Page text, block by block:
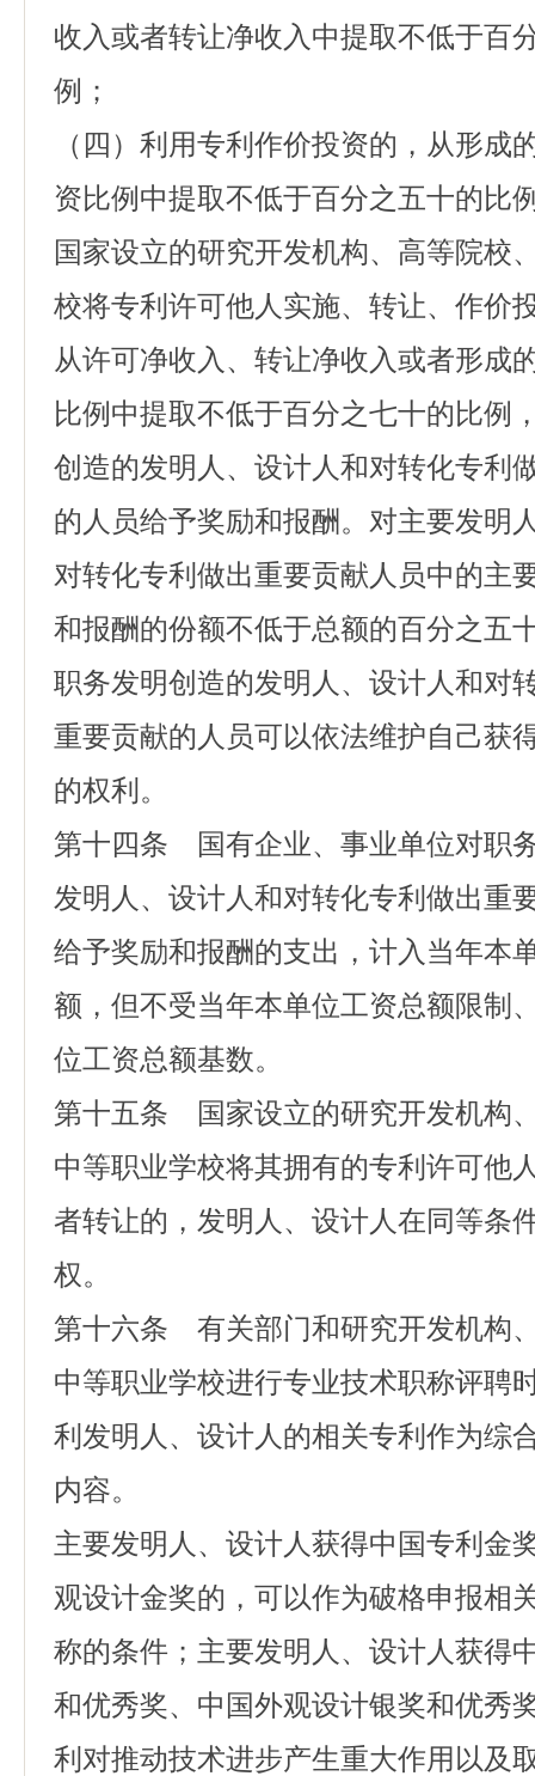
收入或者转让净收入中提取不低于百
例；
（四）利用专利作价投资的，从形成
资比例中提取不低于百分之五十的比
国家设立的研究开发机构、高等院校
校将专利许可他人实施、转让、作价
从许可净收入、转让净收入或者形成
比例中提取不低于百分之七十的比例
创造的发明人、设计人和对转化专利
的人员给予奖励和报酬。对主要发明
对转化专利做出重要贡献人员中的主
和报酬的份额不低于总额的百分之五
职务发明创造的发明人、设计人和对
重要贡献的人员可以依法维护自己获
的权利。
第十四条 国有企业、事业单位对职
发明人、设计人和对转化专利做出重
给予奖励和报酬的支出，计入当年本
额，但不受当年本单位工资总额限制
位工资总额基数。
第十五条 国家设立的研究开发机构
中等职业学校将其拥有的专利许可他
者转让的，发明人、设计人在同等条
权。
第十六条 有关部门和研究开发机构
中等职业学校进行专业技术职称评聘
利发明人、设计人的相关专利作为综
内容。
主要发明人、设计人获得中国专利金
观设计金奖的，可以作为破格申报相
称的条件；主要发明人、设计人获得
和优秀奖、中国外观设计银奖和优秀
利对推动技术进步产生重大作用以及